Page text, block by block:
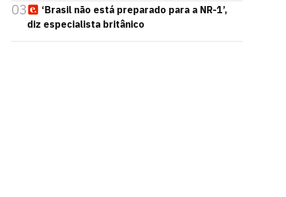
03
‘Brasil não está preparado para a NR-1’,
diz especialista britânico